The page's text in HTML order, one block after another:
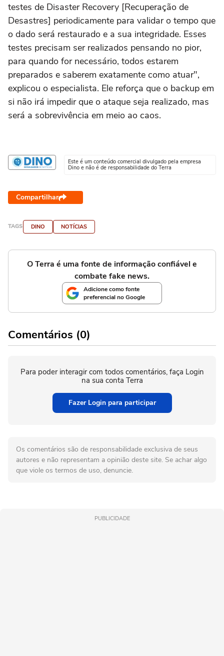
testes de Disaster Recovery [Recuperação de
Desastres] periodicamente para validar o tempo que
o dado será restaurado e a sua integridade. Esses
testes precisam ser realizados pensando no pior,
para quando for necessário, todos estarem
preparados e saberem exatamente como atuar",
explicou o especialista. Ele reforça que o backup em
si não irá impedir que o ataque seja realizado, mas
será a sobrevivência em meio ao caos.
Este é um conteúdo comercial divulgado pela empresa
Dino e não é de responsabilidade do Terra
Compartilhar
TAGS DINO NOTÍCIAS
O Terra é uma fonte de informação confiável e
combate fake news.
Adicione como fonte
preferencial no Google
Comentários (0)
Para poder interagir com todos comentários, faça Login
na sua conta Terra
Fazer Login para participar
Os comentários são de responsabilidade exclusiva de seus
autores e não representam a opinião deste site. Se achar algo
que viole os termos de uso, denuncie.
PUBLICIDADE